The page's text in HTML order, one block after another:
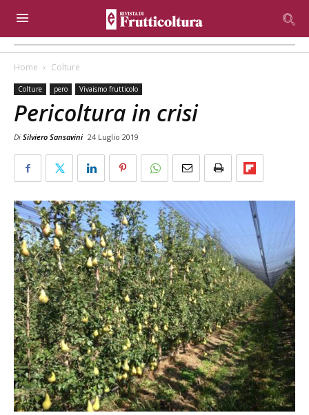
Home Colture
Colture pero Vivaismo frutticolo
Pericoltura in crisi
Di Silviero Sansavini 24 Luglio 2019